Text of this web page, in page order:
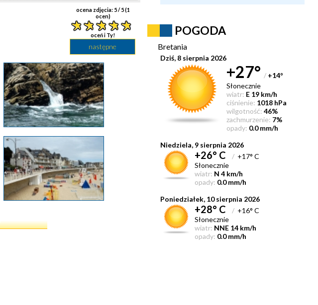
ocena zdjęcia: 5/ 5 (1
ocen)
oceń i Ty!
następne
POGODA
Bretania
Dziś, 8 sierpnia 2026
+27° / +14°
Słonecznie
wiatr: E 19 km/h
ciśnienie: 1018 hPa
wilgotność: 46%
zachmurzenie: 7%
opady: 0.0 mm/h
Niedziela, 9 sierpnia 2026
+26° C / +17° C
Słonecznie
wiatr: N 4 km/h
opady: 0.0 mm/h
Poniedziałek, 10 sierpnia 2026
+28° C / +16° C
Słonecznie
wiatr: NNE 14 km/h
opady: 0.0 mm/h